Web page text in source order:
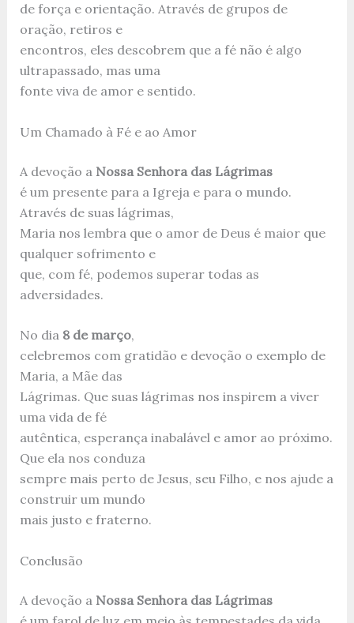
de força e orientação. Através de grupos de
oração, retiros e
encontros, eles descobrem que a fé não é algo
ultrapassado, mas uma
fonte viva de amor e sentido.
Um Chamado à Fé e ao Amor
A devoção a Nossa Senhora das Lágrimas
é um presente para a Igreja e para o mundo.
Através de suas lágrimas,
Maria nos lembra que o amor de Deus é maior que
qualquer sofrimento e
que, com fé, podemos superar todas as
adversidades.
No dia 8 de março,
celebremos com gratidão e devoção o exemplo de
Maria, a Mãe das
Lágrimas. Que suas lágrimas nos inspirem a viver
uma vida de fé
autêntica, esperança inabalável e amor ao próximo.
Que ela nos conduza
sempre mais perto de Jesus, seu Filho, e nos ajude a
construir um mundo
mais justo e fraterno.
Conclusão
A devoção a Nossa Senhora das Lágrimas